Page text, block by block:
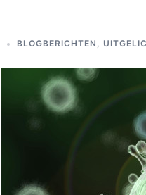
BLOGBERICHTEN ,